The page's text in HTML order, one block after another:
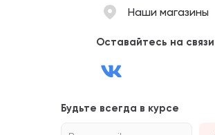
Наши магазины
Оставайтесь на связи
Будьте всегда в курсе